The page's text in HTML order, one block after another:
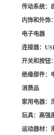
传动系统：
内饰和外饰
电子电器
连接器：
开关和按钮
绝缘部件：
消费品
家用电器：
玩具：高强
运动器材：